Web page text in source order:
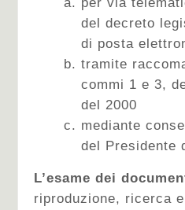
del decreto
di posta
tramite
commi 1 e 3,
del 2000
mediante
del Presidente
L’esame dei
riproduzione, ricerca